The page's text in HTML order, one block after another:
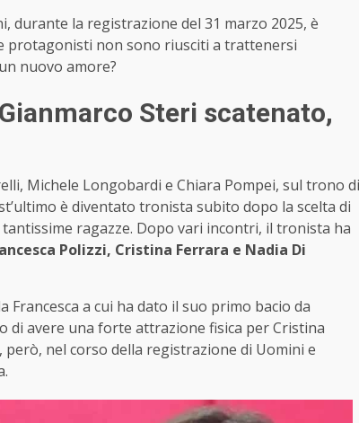
durante la registrazione del 31 marzo 2025, è
protagonisti non sono riusciti a trattenersi
nuovo amore?
Steri scatenato,
Michele Longobardi e Chiara Pompei, sul trono di
è diventato tronista subito dopo la scelta di
ragazze. Dopo vari incontri, il tronista ha
Polizzi, Cristina Ferrara e Nadia Di
a cui ha dato il suo primo bacio da
di avere una forte attrazione fisica per Cristina
però, nel corso della registrazione di Uomini e